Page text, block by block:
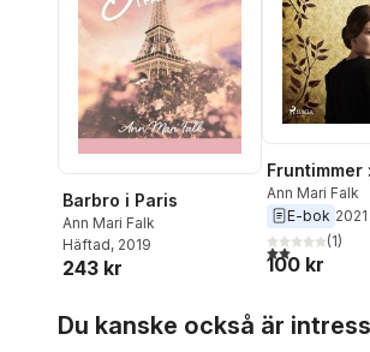
Barbro i Paris
Ann Mari Falk
Häftad, 2019
243 kr
Fruntimmer
Ann Mari Falk
E-bok 2021
2,0utav 5(1)
100 kr
Du kanske också är